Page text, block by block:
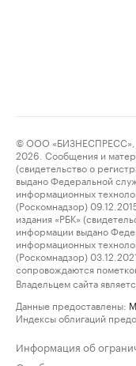
© ООО
2026. Сообщения и
(свидетельство о
выдано Федеральной
информационных
(Роскомнадзор)
издания «РБК»
информации выдано
информационных
(Роскомнадзор)
сопровождаются
Владельцем сайта
Данные предоставлены:
Индексы облигаций
Информация об